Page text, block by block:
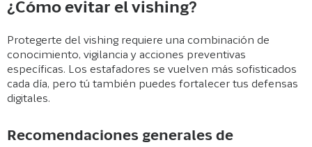
¿Cómo evitar el vishing?
Protegerte del vishing requiere una combinación de
conocimiento, vigilancia y acciones preventivas
específicas. Los estafadores se vuelven más sofisticados
cada día, pero tú también puedes fortalecer tus defensas
digitales.
Recomendaciones generales de